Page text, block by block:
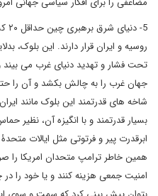
روسیه و ایران قرار دارند. این بلوک،
تحت فشار و تهدید دنیای غرب می
جهان غرب را به چالش بکشد و آن را
شاخه های قدرتمند این بلوک مانند
بسیار قدرتمند و با انگیزه آن، نظیر
ابرقدرت پیر و فرتوتی مثل ایالات
همین خاطر ترامپ متحدان امریکا را
امنیت جمعی هزینه کنند و یا خود را در